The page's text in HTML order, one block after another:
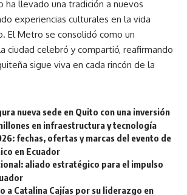
ha llevado una tradición a nuevos
experiencias culturales en la vida
El Metro se consolidó como un
ciudad celebró y compartió, reafirmando
sigue viva en cada rincón de la
nueva sede en Quito con una inversión
en infraestructura y tecnología
fechas, ofertas y marcas del evento de
en Ecuador
aliado estratégico para el impulso
a Catalina Cajías por su liderazgo en